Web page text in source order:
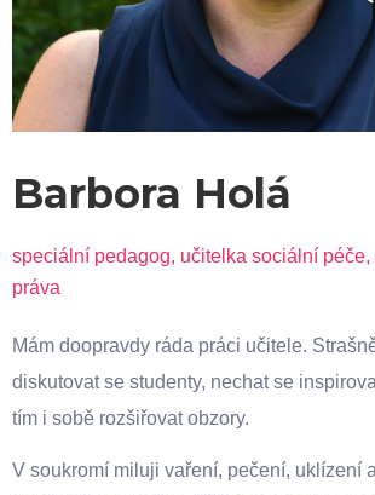
Barbora Holá
speciální pedagog, učitelka sociální péče,
práva
Mám doopravdy ráda práci učitele.
diskutovat se studenty, nechat se
tím i sobě rozšiřovat obzory.
V soukromí miluji vaření, pečení, uklízení